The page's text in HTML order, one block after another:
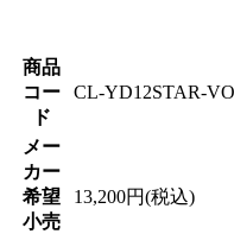
商品
コー
ド
CL-YD12STAR-
メー
カー
希望
小売
13,200円(税込)